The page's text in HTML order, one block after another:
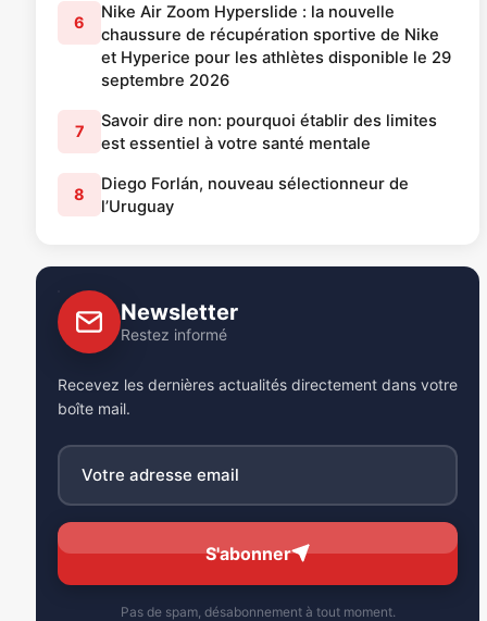
6
Nike Air Zoom Hyperslide : la nouvelle
chaussure de récupération sportive de Nike
et Hyperice pour les athlètes disponible le 29
septembre 2026
7
Savoir dire non: pourquoi établir des limites
est essentiel à votre santé mentale
8
Diego Forlán, nouveau sélectionneur de
l’Uruguay
Newsletter
Restez informé
Recevez les dernières actualités directement dans votre
boîte mail.
S'abonner
Pas de spam, désabonnement à tout moment.